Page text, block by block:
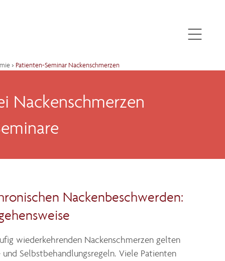
› Patienten-Seminar Nackenschmerzen
Nackenschmerzen
Nackenbeschwerden:
wiederkehrenden Nackenschmerzen gelten
und Selbstbehandlungsregeln. Viele Patienten